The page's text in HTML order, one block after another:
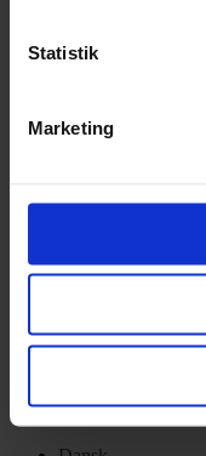
Statistik
Marketing
Om Yarn Every
Mandag – Fredag
Copyright © 2022.